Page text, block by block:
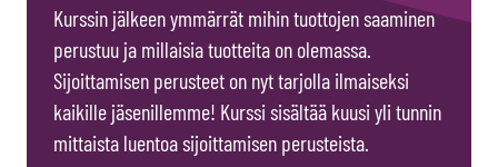
Kurssin jälkeen ymmärrät mihin tuottojen saaminen
perustuu ja millaisia tuotteita on olemassa.
Sijoittamisen perusteet on nyt tarjolla ilmaiseksi
kaikille jäsenillemme! Kurssi sisältää kuusi yli tunnin
mittaista luentoa sijoittamisen perusteista.